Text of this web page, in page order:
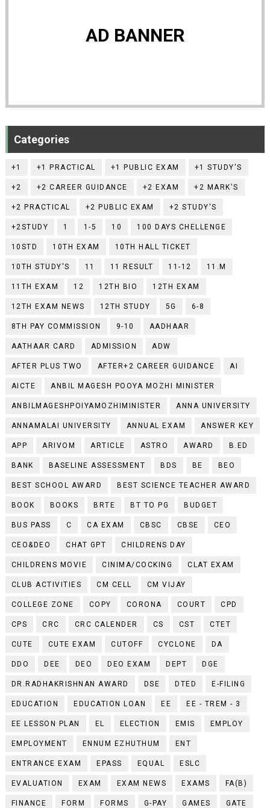
AD BANNER
Categories
+1 +1 PRACTICAL +1 PUBLIC EXAM +1 STUDY'S
+2 +2 CAREER GUIDANCE +2 EXAM +2 MARK'S
+2 PRACTICAL +2 PUBLIC EXAM +2 STUDY'S
+2STUDY 1 1-5 10 100 DAYS CHELLENGE
10STD 10TH EXAM 10TH HALL TICKET
10TH STUDY'S 11 11 RESULT 11-12 11.M
11TH EXAM 12 12TH BIO 12TH EXAM
12TH EXAM NEWS 12TH STUDY 5G 6-8
8TH PAY COMMISSION 9-10 AADHAAR
AATHAAR CARD ADMISSION ADW
AFTER PLUS TWO AFTER+2 CAREER GUIDANCE AI
AICTE ANBIL MAGESH POOYA MOZHI MINISTER
ANBILMAGESHPOIYAMOZHIMINISTER ANNA UNIVERSITY
ANNAMALAI UNIVERSITY ANNUAL EXAM ANSWER KEY
APP ARIVOM ARTICLE ASTRO AWARD B.ED
BANK BASELINE ASSESSMENT BDS BE BEO
BEST SCHOOL AWARD BEST SCIENCE TEACHER AWARD
BOOK BOOKS BRTE BT TO PG BUDGET
BUS PASS C CA EXAM CBSC CBSE CEO
CEO&DEO CHAT GPT CHILDRENS DAY
CHILDRENS MOVIE CINIMA/COCKING CLAT EXAM
CLUB ACTIVITIES CM CELL CM VIJAY
COLLEGE ZONE COPY CORONA COURT CPD
CPS CRC CRC CALENDER CS CST CTET
CUTE CUTE EXAM CUTOFF CYCLONE DA
DDO DEE DEO DEO EXAM DEPT DGE
DR.RADHAKRISHNAN AWARD DSE DTED E-FILING
EDUCATION EDUCATION LOAN EE EE - TREM - 3
EE LESSON PLAN EL ELECTION EMIS EMPLOY
EMPLOYMENT ENNUM EZHUTHUM ENT
ENTRANCE EXAM EPASS EQUAL ESLC
EVALUATION EXAM EXAM NEWS EXAMS FA(B)
FINANCE FORM FORMS G-PAY GAMES GATE